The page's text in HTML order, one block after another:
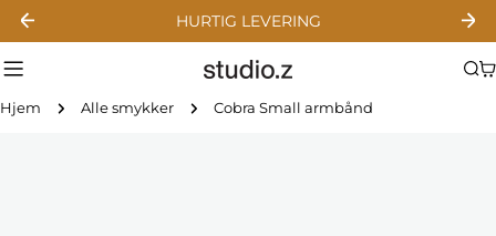
indhold
HURTIG LEVERING
Hjem Alle smykker Cobra Small armbånd